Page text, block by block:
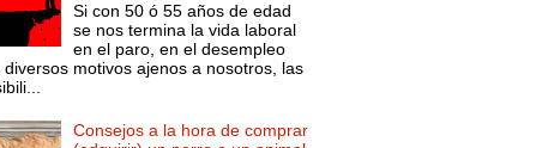
Si con 50 ó 55 años de edad
se nos termina la vida laboral
en el paro, en el desempleo
diversos motivos ajenos a nosotros, las
Consejos a la hora de comprar